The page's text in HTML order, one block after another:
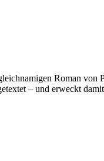
Roman
– und erweckt